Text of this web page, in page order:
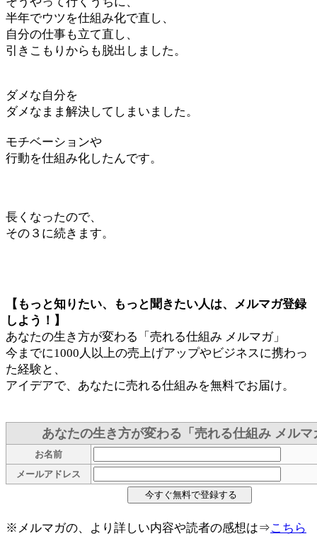
半年でウツを仕組み化で直し、
自分の仕事も立て直し、
引きこもりからも脱出しました。
ダメな自分を
ダメなまま解決してしまいました。
モチベーションや
行動を仕組み化したんです。
長くなったので、
その３に続きます。
【もっと知りたい、もっと聞きたい人は、メルマガ登録
しよう！】
あなたの生き方が変わる「売れる仕組み メルマガ」
今までに1000人以上の売上げアップやビジネスに携わっ
た経験と、
アイデアで、あなたに売れる仕組みを無料でお届け。
あなたの生き方が変わる「売れる仕組み メルマ
お名前
メールアドレス
※メルマガの、より詳しい内容や読者の感想は⇒こちら